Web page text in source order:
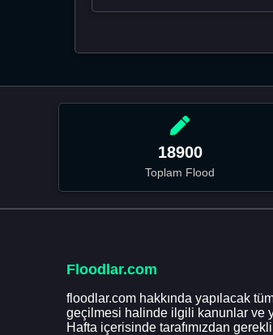
18900
Toplam Flood
Floodlar.com
floodlar.com hakkında yapılacak
geçilmesi halinde ilgili kanunlar ve
Hafta içerisinde tarafımızdan